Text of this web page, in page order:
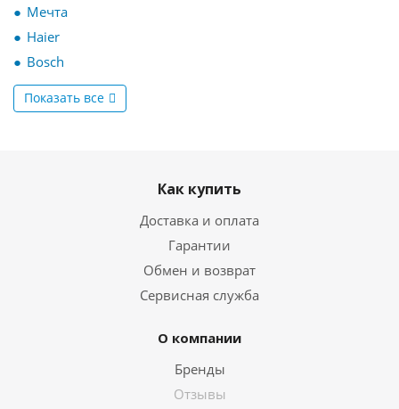
Мечта
Haier
Bosch
Показать все
Как купить
Доставка и оплата
Гарантии
Обмен и возврат
Сервисная служба
О компании
Бренды
Отзывы